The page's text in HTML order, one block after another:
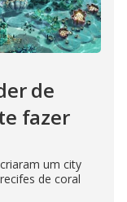
de
fazer
um city
de coral